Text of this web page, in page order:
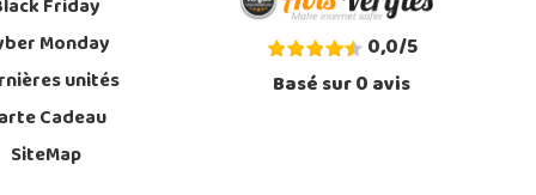
Friday
Monday
unités
Cadeau
SiteMap
0,0/5
Basé sur0avis